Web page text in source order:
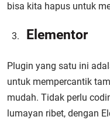
bisa kita hapus untuk
Elementor
Plugin yang satu ini
untuk mempercantik
mudah. Tidak perlu
lumayan ribet, dengan